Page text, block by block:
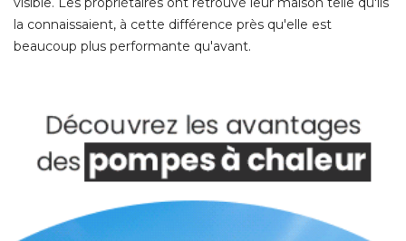
la connaissaient, à cette différence près qu'elle est
beaucoup plus performante qu'avant.